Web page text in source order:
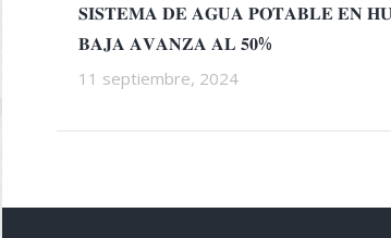
𝐒𝐈𝐒𝐓𝐄𝐌𝐀 𝐃𝐄 𝐀𝐆𝐔𝐀 𝐏𝐎𝐓𝐀𝐁𝐋𝐄 𝐄𝐍
𝐁𝐀𝐉𝐀 𝐀𝐕𝐀𝐍𝐙𝐀 𝐀𝐋 𝟓𝟎%
11 septiembre, 2024